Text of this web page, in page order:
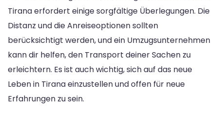
Tirana erfordert einige sorgfältige Überlegungen. Die
Distanz und die Anreiseoptionen sollten
berücksichtigt werden, und ein Umzugsunternehmen
kann dir helfen, den Transport deiner Sachen zu
erleichtern. Es ist auch wichtig, sich auf das neue
Leben in Tirana einzustellen und offen für neue
Erfahrungen zu sein.